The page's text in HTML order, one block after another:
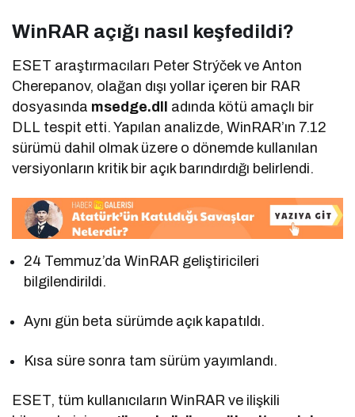
WinRAR açığı nasıl keşfedildi?
ESET araştırmacıları Peter Strýček ve Anton
Cherepanov, olağan dışı yollar içeren bir RAR
dosyasında msedge.dll
adında kötü amaçlı bir
DLL tespit etti. Yapılan analizde, WinRAR’ın 7.12
sürümü dahil olmak üzere o dönemde kullanılan
versiyonların kritik bir açık barındırdığı belirlendi.
24 Temmuz’da WinRAR geliştiricileri
bilgilendirildi.
Aynı gün beta sürümde açık kapatıldı.
Kısa süre sonra tam sürüm yayımlandı.
ESET, tüm kullanıcıların WinRAR ve ilişkili